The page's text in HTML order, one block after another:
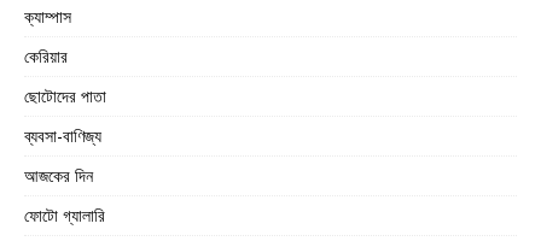
ক্যাম্পাস
কেরিয়ার
ছোটোদের পাতা
ব্যবসা-বাণিজ্য
আজকের দিন
ফোটো গ্যালারি